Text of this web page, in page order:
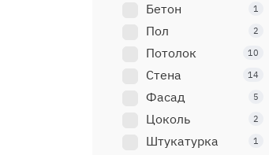
Бетон 1
Пол 2
Потолок 10
Стена 14
Фасад 5
Цоколь 2
Штукатурка 1